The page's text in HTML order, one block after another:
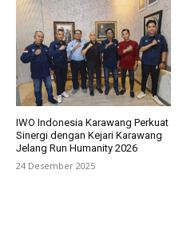
IWO Indonesia Karawang Perkuat
Sinergi dengan Kejari Karawang
Jelang Run Humanity 2026
24 Desember 2025